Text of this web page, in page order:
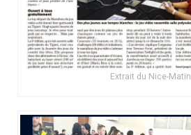
Extrait du Nice-Matin